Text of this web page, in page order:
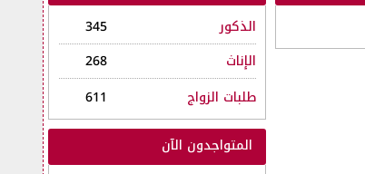
الذكور
345
الإناث
268
طلبات الزواج
611
المتواجدون الآن